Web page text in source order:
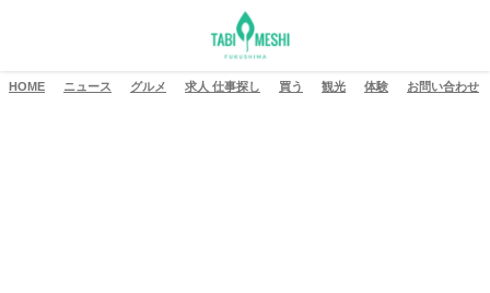
HOME ニュース グルメ 求人 仕事探し 買う 観光 体験 お問い合わせ